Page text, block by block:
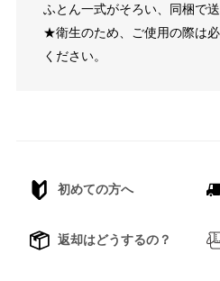
ふとん一式がそろい、同梱で送
★衛生のため、ご使用の際は
ください。
初めての方へ
返却はどうするの？